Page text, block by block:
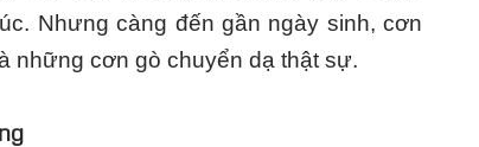
Nhưng càng đến gần ngày sinh, cơn
những cơn gò chuyển dạ thật sự.